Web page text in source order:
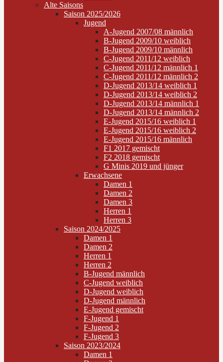
Alte Saisons
Saison 2025/2026
Jugend
A-Jugend 2007/08 männlich
B-Jugend 2009/10 weiblich
B-Jugend 2009/10 männlich
C-Jugend 2011/12 weiblich
C-Jugend 2011/12 männlich 1
C-Jugend 2011/12 männlich 2
D-Jugend 2013/14 weiblich 1
D-Jugend 2013/14 weiblich 2
D-Jugend 2013/14 männlich 1
D-Jugend 2013/14 männlich 2
E-Jugend 2015/16 weiblich 1
E-Jugend 2015/16 weiblich 2
E-Jugend 2015/16 männlich
F1 2017 gemischt
F2 2018 gemischt
G Minis 2019 und jünger
Erwachsene
Damen 1
Damen 2
Damen 3
Herren 1
Herren 3
Saison 2024/2025
Damen 1
Damen 2
Herren 1
Herren 2
B-Jugend männlich
C-Jugend weiblich
D-Jugend weiblich
D-Jugend männlich
E-Jugend gemischt
F-Jugend 1
F-Jugend 2
F-Jugend 3
Saison 2023/2024
Damen 1